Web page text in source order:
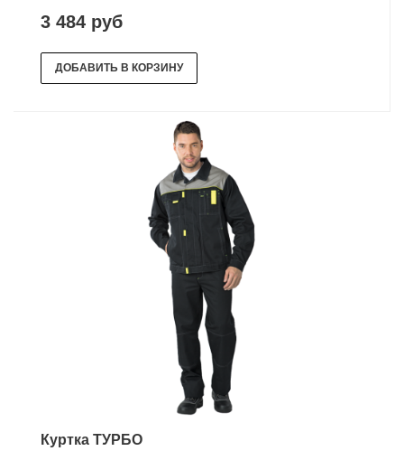
3 484 руб
ДОБАВИТЬ В КОРЗИНУ
Куртка ТУРБО